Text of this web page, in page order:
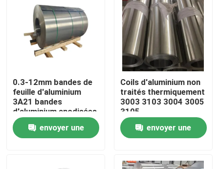
Aperçu
0.3-12mm bandes de
feuille d'aluminium
3A21 bandes
d'aluminium anodisées
envoyer une
Coils d'aluminium non
traités thermiquement
3003 3103 3004 3005
3105
envoyer une